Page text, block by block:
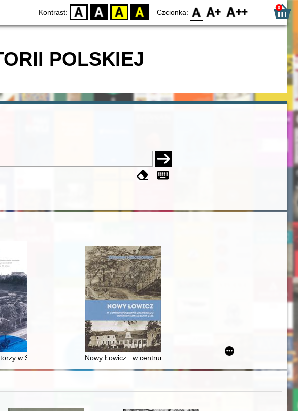
Kontrast: D BW YB BY Czcionka: F0 F1 F2 0
POLSKIEJ
Rzeczypospolitej
w Sopocie : prestiż finansowy i towarzyski lokalnego mieszczaństwa w 2. poł. XIX w
Nowy Łowicz : w centrum poligonu drawskiego od średniowiecza